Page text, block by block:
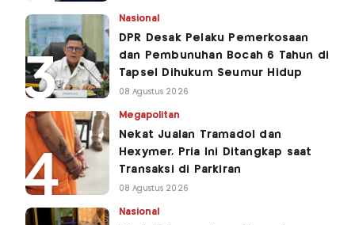
Nasional
DPR Desak Pelaku Pemerkosaan
dan Pembunuhan Bocah 6 Tahun di
Tapsel Dihukum Seumur Hidup
08 Agustus 2026
Megapolitan
Nekat Jualan Tramadol dan
Hexymer, Pria Ini Ditangkap saat
Transaksi di Parkiran
08 Agustus 2026
Nasional